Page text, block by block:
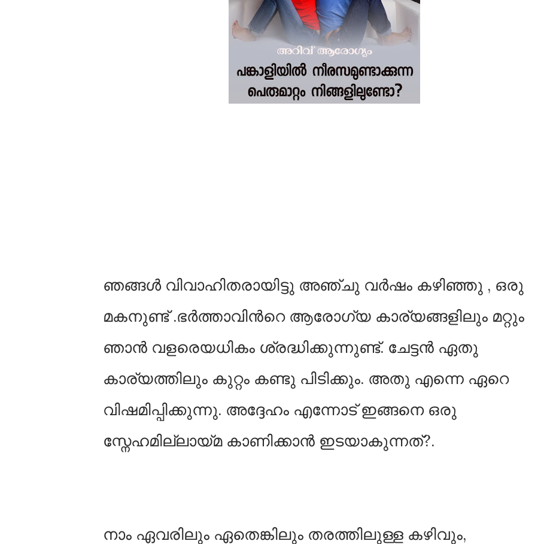
ഞങ്ങൾ വിവാഹിതരായിട്ടു അഞ്ചു വർഷം കഴിഞ്ഞു , ഒരു
മകനുണ്ട് .ഭർത്താവിൻറെ ആരോഗ്യ കാര്യങ്ങളിലും മറ്റും
ഞാൻ വളരെയധികം ശ്രദ്ധിക്കുന്നുണ്ട്. ചേട്ടൻ ഏതു
കാര്യത്തിലും കുറ്റം കണ്ടു പിടിക്കും. അതു എന്നെ ഏറെ
വിഷമിപ്പിക്കുന്നു. അദ്ദേഹം എന്നോട് ഇങ്ങനെ ഒരു
സ്നേഹമില്ലായ്മ കാണിക്കാൻ ഇടയാകുന്നത്?.
നാം ഏവരിലും ഏതെങ്കിലും തരത്തിലുള്ള കഴിവും,